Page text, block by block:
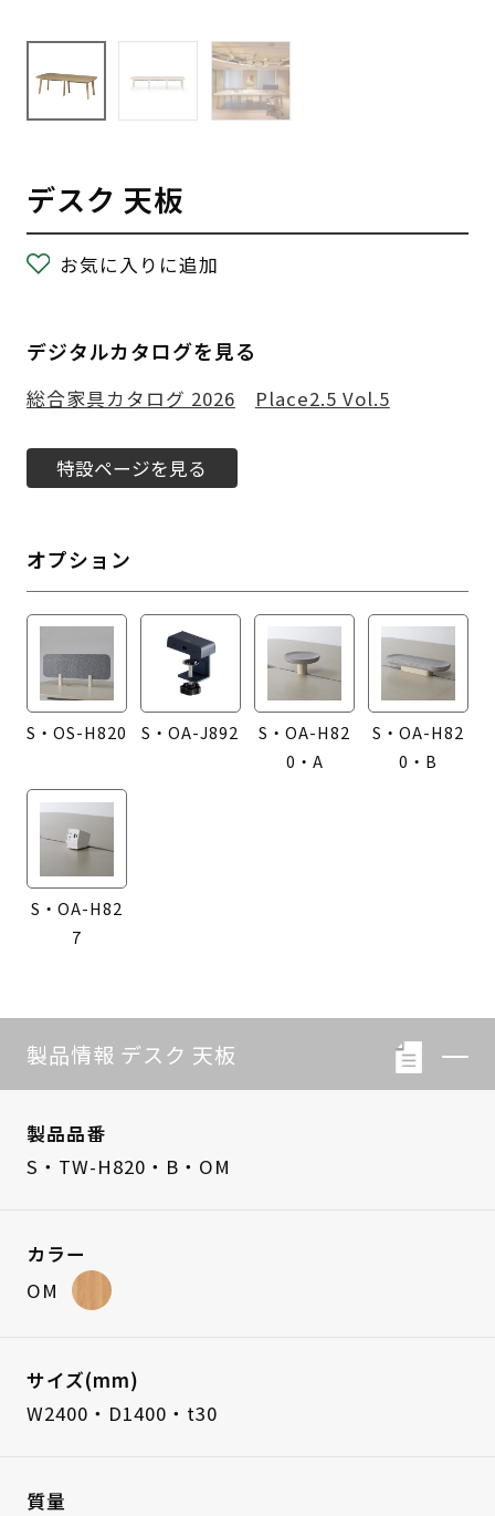
デスク 天板
お気に入りに追加
デジタルカタログを見る
総合家具カタログ 2026 Place2.5 Vol.5
特設ページを見る
オプション
S・OS-H820 S・OA-J892
S・OA-H82
0・A
S・OA-H82
0・B
S・OA-H82
7
製品情報 デスク 天板
製品品番
S・TW-H820・B・OM
カラー
OM
サイズ(mm)
W2400・D1400・t30
質量